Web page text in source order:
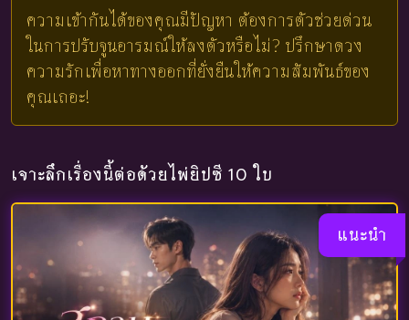
ความเข้ากันได้ของคุณมีปัญหา ต้องการตัวช่วยด่วน
ในการปรับจูนอารมณ์ให้ลงตัวหรือไม่? ปรึกษาดวง
ความรักเพื่อหาทางออกที่ยั่งยืนให้ความสัมพันธ์ของ
คุณเถอะ!
เจาะลึกเรื่องนี้ต่อด้วยไพ่ยิปซี 10 ใบ
แนะนำ